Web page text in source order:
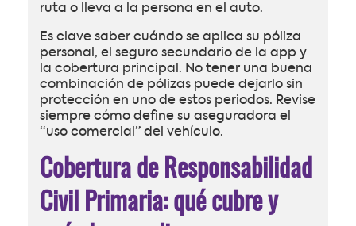
ruta o lleva a la persona en el auto.
Es clave saber cuándo se aplica su póliza
personal, el seguro secundario de la app y
la cobertura principal. No tener una buena
combinación de pólizas puede dejarlo sin
protección en uno de estos periodos. Revise
siempre cómo define su aseguradora el
“uso comercial” del vehículo.
Cobertura de Responsabilidad
Civil Primaria: qué cubre y